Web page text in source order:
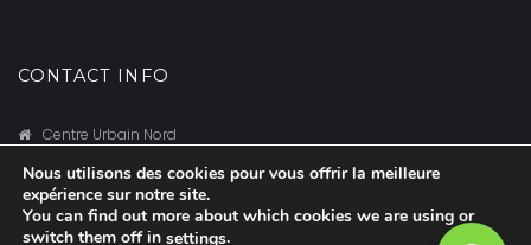
CONTACT INFO
Centre Urbain Nord
+216 94 382 300
cliniquedentairetunisie@gmail.com
© Copyright 2020CT GROUP
Nous utilisons des cookies pour vous offrir la meilleure
expérience sur notre site.
You can find out more about which cookies we are using or
switch them off in settings.